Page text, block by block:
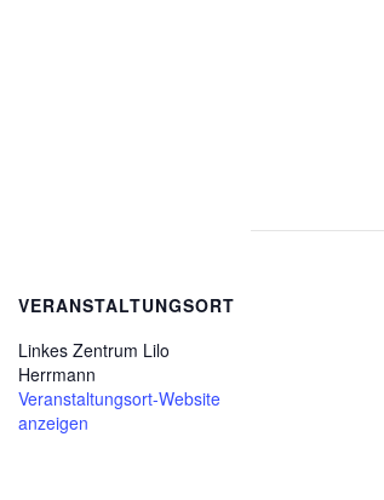
VERANSTALTUNGSORT
Linkes Zentrum Lilo
Herrmann
Veranstaltungsort-Website
anzeigen